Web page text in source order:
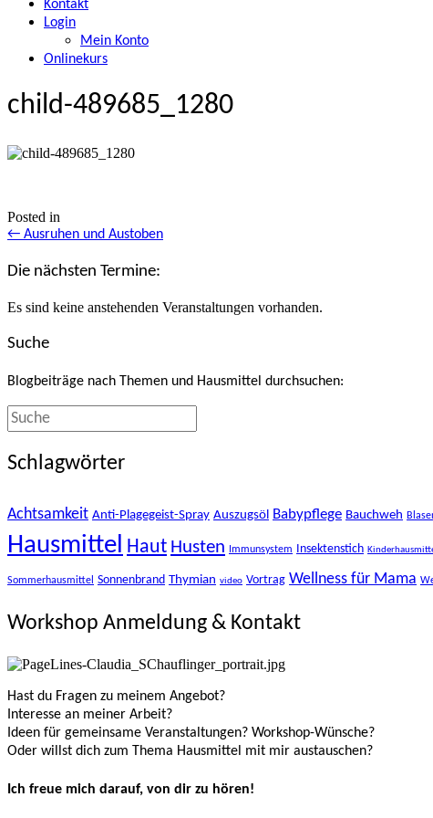
Kontakt
Login
Mein Konto
Onlinekurs
child-489685_1280
Posted in
Posts
navigation
← Ausruhen und Austoben
Die nächsten Termine:
Es sind keine anstehenden Veranstaltungen vorhanden.
Suche
Blogbeiträge nach Themen und Hausmittel durchsuchen:
Schlagwörter
Achtsamkeit Anti-Plagegeist-Spray Auszugsöl Babypflege Bauchweh
Hausmittel Haut Husten Immunsystem Insektenstich
Sommerhausmittel Sonnenbrand Thymian video Vortrag Wellness für Mama
Workshop Anmeldung & Kontakt
Hast du Fragen zu meinem Angebot?
Interesse an meiner Arbeit?
Ideen für gemeinsame Veranstaltungen? Workshop-Wünsche?
Oder willst dich zum Thema Hausmittel mit mir austauschen?
Ich freue mich darauf, von dir zu hören!